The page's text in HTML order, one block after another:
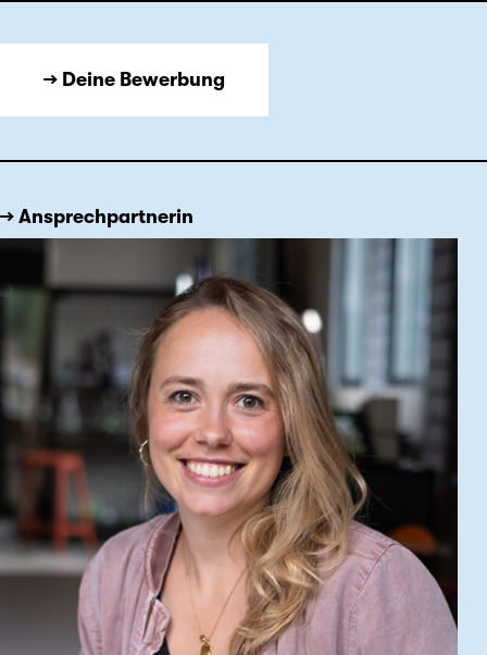
→ Deine Bewerbung
→ Ansprechpartnerin